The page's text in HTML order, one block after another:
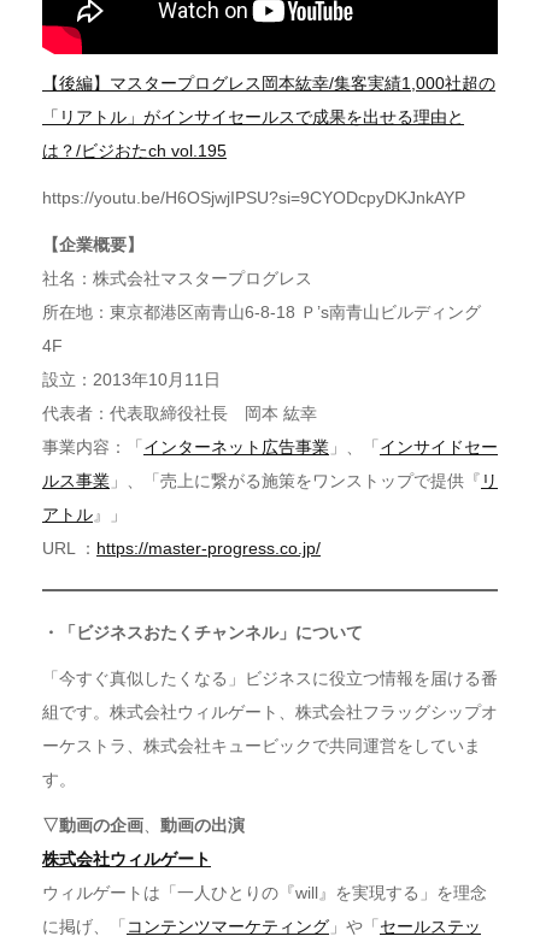
【後編】マスタープログレス岡本紘幸/集客実績1,000社超の
「リアトル」がインサイセールスで成果を出せる理由と
は？/ビジおたch vol.195
https://youtu.be/H6OSjwjIPSU?si=9CYODcpyDKJnkAYP
【企業概要】
社名：株式会社マスタープログレス
所在地：東京都港区南青山6-8-18 Ｐ’s南青山ビルディング
4F
設立：2013年10月11日
代表者：代表取締役社長 岡本 紘幸
事業内容：「 インターネット広告事業 」、「 インサイドセー
ルス事業 」、「売上に繋がる施策をワンストップで提供『 リ
アトル』」
URL ： https://master-progress.co.jp/
・「ビジネスおたくチャンネル」について
「今すぐ真似したくなる」ビジネスに役立つ情報を届ける番
組です。株式会社ウィルゲート、株式会社フラッグシップオ
ーケストラ、株式会社キュービックで共同運営をしていま
す。
▽動画の企画
動画の出演
株式会社ウィルゲート
ウィルゲートは「一人ひとりの『will』を実現する」を理念
に掲げ、「 コンテンツマーケティング 」や「 セールステッ